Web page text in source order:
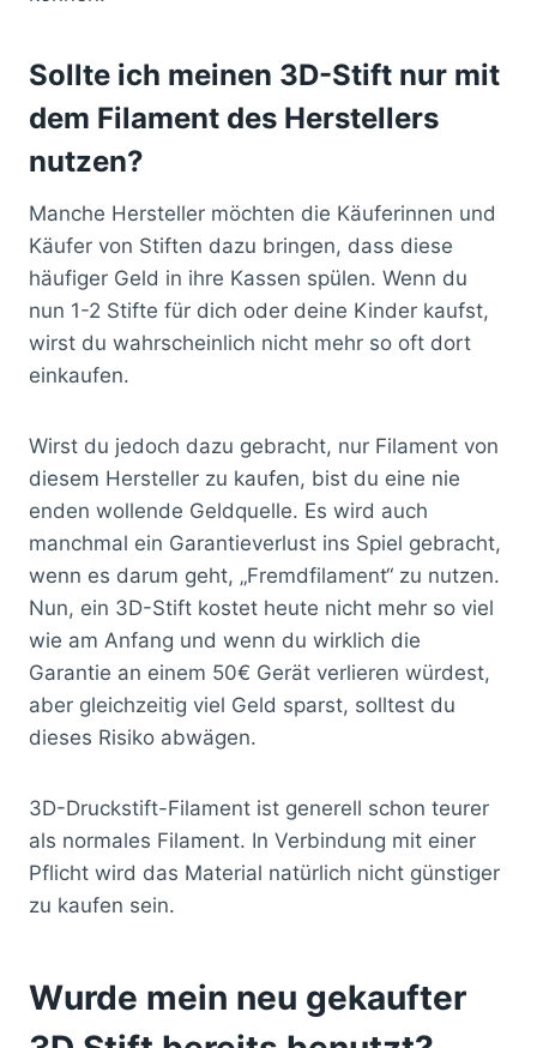
Sollte ich meinen 3D-Stift nur mit
dem Filament des Herstellers
nutzen?
Manche Hersteller möchten die Käuferinnen und
Käufer von Stiften dazu bringen, dass diese
häufiger Geld in ihre Kassen spülen. Wenn du
nun 1-2 Stifte für dich oder deine Kinder kaufst,
wirst du wahrscheinlich nicht mehr so oft dort
einkaufen.
Wirst du jedoch dazu gebracht, nur Filament von
diesem Hersteller zu kaufen, bist du eine nie
enden wollende Geldquelle. Es wird auch
manchmal ein Garantieverlust ins Spiel gebracht,
wenn es darum geht, „Fremdfilament“ zu nutzen.
Nun, ein 3D-Stift kostet heute nicht mehr so viel
wie am Anfang und wenn du wirklich die
Garantie an einem 50€ Gerät verlieren würdest,
aber gleichzeitig viel Geld sparst, solltest du
dieses Risiko abwägen.
3D-Druckstift-Filament ist generell schon teurer
als normales Filament. In Verbindung mit einer
Pflicht wird das Material natürlich nicht günstiger
zu kaufen sein.
Wurde mein neu gekaufter